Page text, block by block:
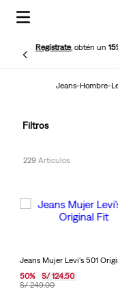
Regístrate, obtén un
Jeans-Hombre-
Filtros
229
Jeans Mujer Levi's 501
S/ 249.00
50% S/ 124.50